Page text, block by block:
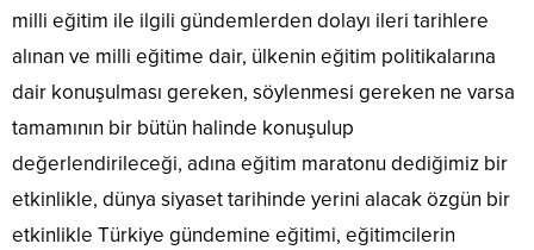
milli eğitim ile ilgili gündemlerden dolayı ileri tarihlere
alınan ve milli eğitime dair, ülkenin eğitim politikalarına
dair konuşulması gereken, söylenmesi gereken ne varsa
tamamının bir bütün halinde konuşulup
değerlendirileceği, adına eğitim maratonu dediğimiz bir
etkinlikle, dünya siyaset tarihinde yerini alacak özgün bir
etkinlikle Türkiye gündemine eğitimi, eğitimcilerin